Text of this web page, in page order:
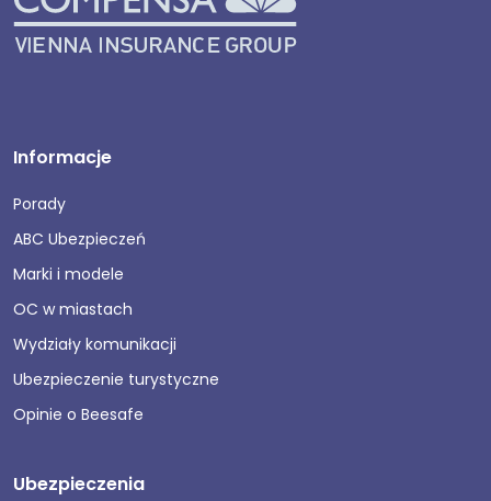
Informacje
Porady
ABC Ubezpieczeń
Marki i modele
OC w miastach
Wydziały komunikacji
Ubezpieczenie turystyczne
Opinie o Beesafe
Ubezpieczenia